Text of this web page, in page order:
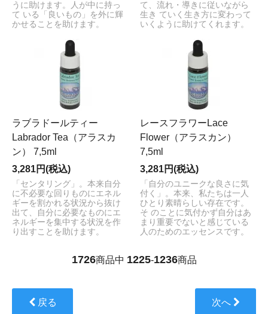
うに助けます。人が中に持っ
て いる「良いもの」を外に輝
かせることを助けます。
て、流れ・導きに従いながら
生き ていく生き方に変わって
いくように助けてくれます。
ラブラドールティー
Labrador Tea（アラスカ
ン） 7,5ml
3,281円(税込)
「センタリング」。本来自分
に不必要な回りものにエネル
ギーを割かれる状況から抜け
出て、自分に必要なものにエ
ネルギーを集中する状況を作
り出すことを助けます。
レースフラワーLace
Flower（アラスカン）
7,5ml
3,281円(税込)
「自分のユニークな良さに気
付く」。本来、私たちは一人
ひとり素晴らしい存在です。
そ のことに気付かず自分はあ
まり重要でないと感じている
人のためのエッセンスです。
1726商品中 1225-1236商品
戻る 次へ